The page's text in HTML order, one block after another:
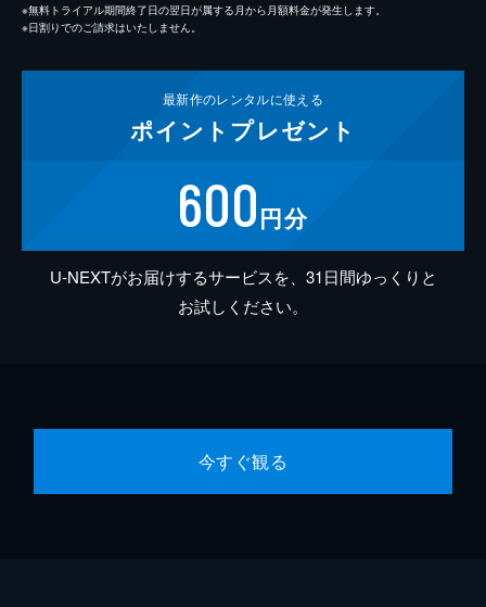
※無料トライアル期間終了日の翌日が属する月から月額料金が発生します。
※日割りでのご請求はいたしません。
最新作のレンタルに使える
ポイント プレゼント
600円分
U-NEXTがお届けするサービスを、31日間ゆっくりと
お試しください。
今すぐ観る